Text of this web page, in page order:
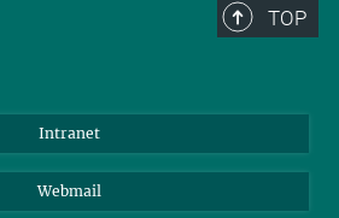
TOP
Intranet
Webmail